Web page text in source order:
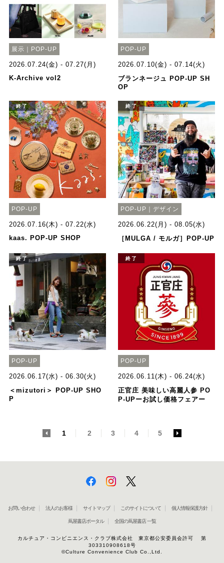
展示｜POP-UP
2026.07.24(金) - 07.27(月)
K-Archive vol2
POP-UP
2026.07.10(金) - 07.14(火)
ブランネージュ POP-UP SH
OP
終了
POP-UP
2026.07.16(木) - 07.22(水)
kaas. POP-UP SHOP
終了
POP-UP｜デザイン
2026.06.22(月) - 08.05(水)
［MULGA / モルガ］POP-UP
終了
POP-UP
2026.06.17(水) - 06.30(火)
＜mizutori＞ POP-UP SHO
P
終了
POP-UP
2026.06.11(木) - 06.24(水)
正官庄 美味しい高麗人参 PO
P-UPーお試し価格フェアー
1 2 3 4 5
お問い合わせ 法人のお客様 サイトマップ このサイトについて 個人情報保護方針
蔦屋書店ポータル 全国の蔦屋書店 一覧
カルチュア・コンビニエンス・クラブ株式会社 東京都公安委員会許可 第
303310908618号
©Culture Convenience Club Co.,Ltd.